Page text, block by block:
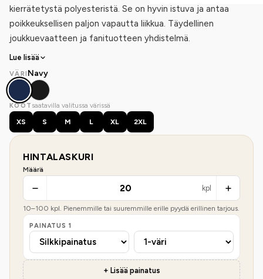
kierrätetystä polyesteristä. Se on hyvin istuva ja antaa
poikkeuksellisen paljon vapautta liikkua. Täydellinen
joukkuevaatteen ja fanituotteen yhdistelmä.
Lue lisää
VÄRI Navy
KOOT saatavilla valitussa värissä
XS
S M L XL 2XL
HINTALASKURI
Määrä
kpl
10–100 kpl. Pienemmille tai suuremmille erille pyydä erillinen tarjous.
PAINATUS 1
+ Lisää painatus